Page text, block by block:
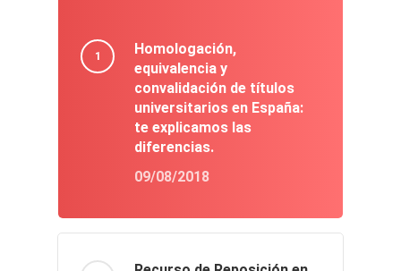
te explicamos las
diferencias.
09/08/2018
la Habana. Nuevo